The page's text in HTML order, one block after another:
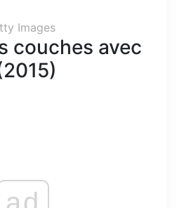
Images
couches avec